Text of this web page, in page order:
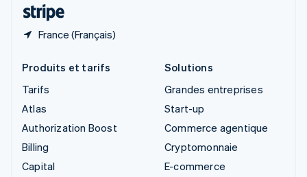
France (Français)
Produits et tarifs
Tarifs
Atlas
Authorization Boost
Billing
Capital
Solutions
Grandes entreprises
Start-up
Commerce agentique
Cryptomonnaie
E-commerce